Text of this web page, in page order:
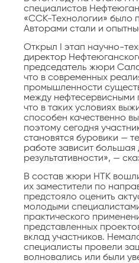
специалистов
«ССК-Технологии» было
Авторами стали и
Открыл I этап научно-
директор
председатель жюри
что в современных
промышленности
между нефтесервисными
что в таких условиях
способен качественно
поэтому сегодня
становятся буровики —
работе зависит большая
результативности», —
В состав жюри НТК
их заместители по
предстояло оценить
молодыми
практического
представленных
вклад участников.
специалисты провели
волновались или были